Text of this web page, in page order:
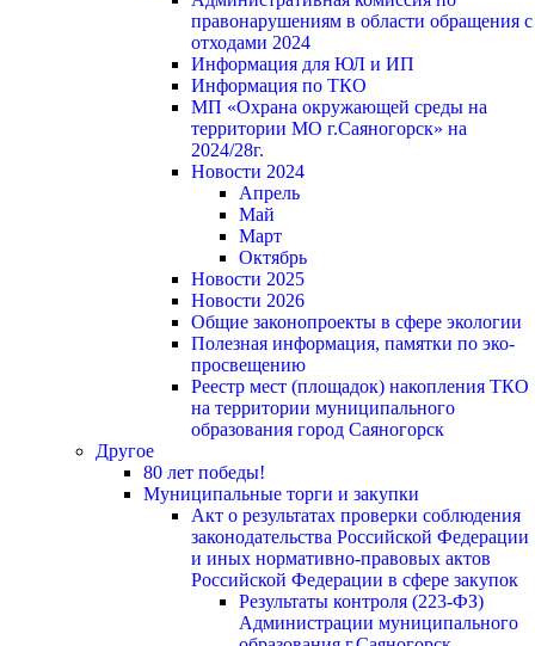
правонарушениям в области обращения с
отходами 2024
Информация для ЮЛ и ИП
Информация по ТКО
МП «Охрана окружающей среды на
территории МО г.Саяногорск» на
2024/28г.
Новости 2024
Апрель
Май
Март
Октябрь
Новости 2025
Новости 2026
Общие законопроекты в сфере экологии
Полезная информация, памятки по эко-
просвещению
Реестр мест (площадок) накопления ТКО
на территории муниципального
образования город Саяногорск
Другое
80 лет победы!
Муниципальные торги и закупки
Акт о результатах проверки соблюдения
законодательства Российской Федерации
и иных нормативно-правовых актов
Российской Федерации в сфере закупок
Результаты контроля (223-ФЗ)
Администрации муниципального